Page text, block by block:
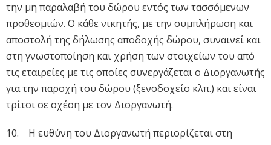
την μη παραλαβή του δώρου εντός των τασσόμενων
προθεσμιών. Ο κάθε νικητής, με την συμπλήρωση και
αποστολή της δήλωσης αποδοχής δώρου, συναινεί και
στη γνωστοποίηση και χρήση των στοιχείων του από
τις εταιρείες με τις οποίες συνεργάζεται ο Διοργανωτής
για την παροχή του δώρου (ξενοδοχείο κλπ.) και είναι
τρίτοι σε σχέση με τον Διοργανωτή.
10. Η ευθύνη του Διοργανωτή περιορίζεται στη